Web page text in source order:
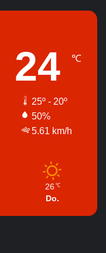
24 ℃
25º - 20º
50%
5.61 km/h
26 ℃
Do.